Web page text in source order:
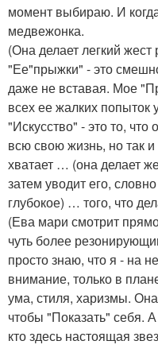
момент выбираю. И
медвежонка.
(Она делает легкий
"Ее"прыжки" - это
даже не вставая. Мое
всех ее жалких
"Искусство" - это то, что
всю свою жизнь, но так
хватает … (она делает
затем уводит его,
глубокое) … того, что
(Ева мари смотрит
чуть более
просто знаю, что я - на
внимание, только в
ума, стиля, харизмы.
чтобы "Показать" себя.
кто здесь настоящая